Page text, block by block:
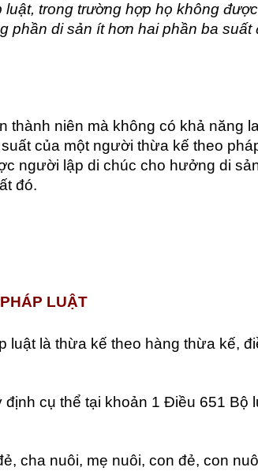
trong trường hợp họ không được
phần di sản ít hơn hai phần ba suất
thành niên mà không có khả năng
của một người thừa kế theo
người lập di chúc cho hưởng di
đó.
LUẬT
luật là thừa kế theo hàng thừa kế,
cụ thể tại khoản 1 Điều 651 Bộ
cha nuôi, mẹ nuôi, con đẻ, con